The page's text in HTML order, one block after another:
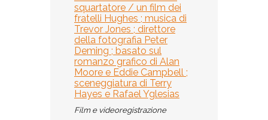
squartatore / un film dei
fratelli Hughes ; musica di
Trevor Jones ; direttore
della fotografia Peter
Deming ; basato sul
romanzo grafico di Alan
Moore e Eddie Campbell ;
sceneggiatura di Terry
Hayes e Rafael Yglesias
Film e videoregistrazione